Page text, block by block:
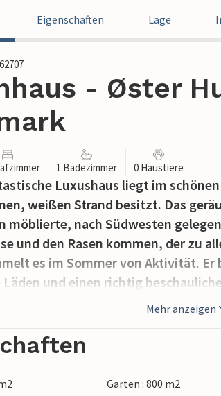
Eigenschaften Lage
- Øster
1 Badezimmer 0 Haustiere
Luxushaus liegt im
weißen Strand besitzt. Das
möblierte, nach Südwesten
und den Rasen kommen, der zu
es im Sommer von Aktivität.
und einen richtig
Mehr anzeigen
Garten : 800 m2